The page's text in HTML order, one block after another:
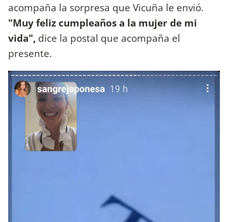
acompaña la sorpresa que Vicuña le envió.
"Muy feliz cumpleaños a la mujer de mi
vida", dice la postal que acompaña el
presente.